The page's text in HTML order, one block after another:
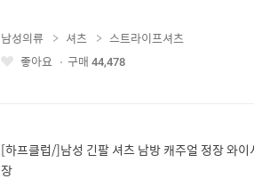
좋
남성의류 셔츠
스트라이프셔츠
좋아요
구매 44,478
[하프클럽/]남성 긴팔 셔츠 남방 캐주얼 정장 와이
장